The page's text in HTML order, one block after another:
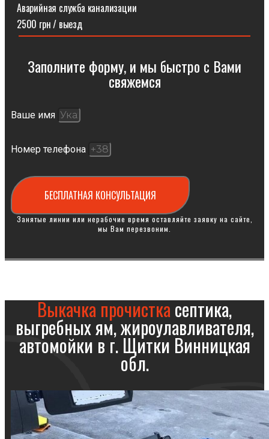
Аварийная служба канализации
2500 грн / выезд
Заполните форму, и мы быстро с Вами
свяжемся​
Ваше имя
Номер телефона
БЕСПЛАТНАЯ КОНСУЛЬТАЦИЯ
Занятые линии или нерабочие время оставляйте заявку на сайте,
мы Вам перезвоним.
Выкачка прочисткасептика,
выгребных ям, жироулавливателя,
автомойки в г. Щитки Винницкая
обл.